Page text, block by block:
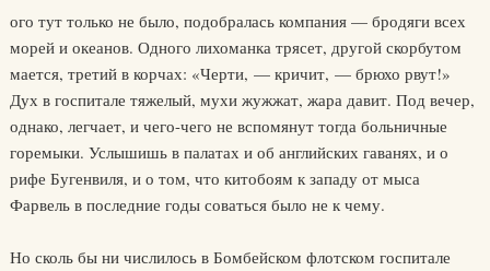
ого тут только не было, подобралась компания — бродяги всех
морей и океанов. Одного лихоманка трясет, другой скорбутом
мается, третий в корчах: «Черти, — кричит, — брюхо рвут!»
Дух в госпитале тяжелый, мухи жужжат, жара давит. Под вечер,
однако, легчает, и чего-чего не вспомянут тогда больничные
горемыки. Услышишь в палатах и об английских гаванях, и о
рифе Бугенвиля, и о том, что китобоям к западу от мыса
Фарвель в последние годы соваться было не к чему.
Но сколь бы ни числилось в Бомбейском флотском госпитале